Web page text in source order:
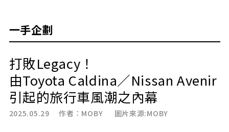
一手企劃
打敗Legacy！
由Toyota Caldina／Nissan Avenir
引起的旅行車風潮之內幕
2025.05.29 作者： MOBY 圖片來源:MOBY